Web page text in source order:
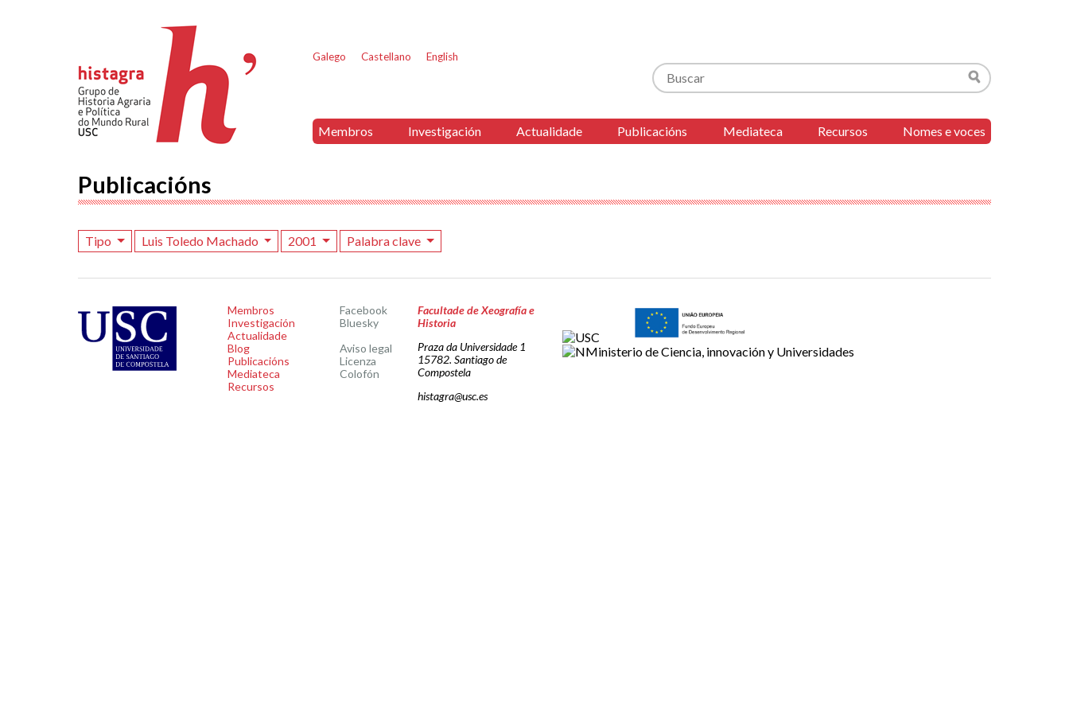
Galego Castellano English
Buscar
Buscar
Membros Investigación Actualidade Publicacións Mediateca Recursos Nomes e voces
Publicacións
Tipo Luis Toledo Machado 2001 Palabra clave
Membros
Investigación
Actualidade
Blog
Publicacións
Mediateca
Recursos
Facebook
Bluesky
Aviso legal
Licenza
Colofón
Facultade de Xeografía e
Historia
Praza da Universidade 1
15782. Santiago de
Compostela
histagra@usc.es